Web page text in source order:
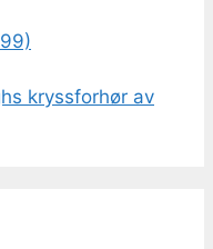
kryssforhør av